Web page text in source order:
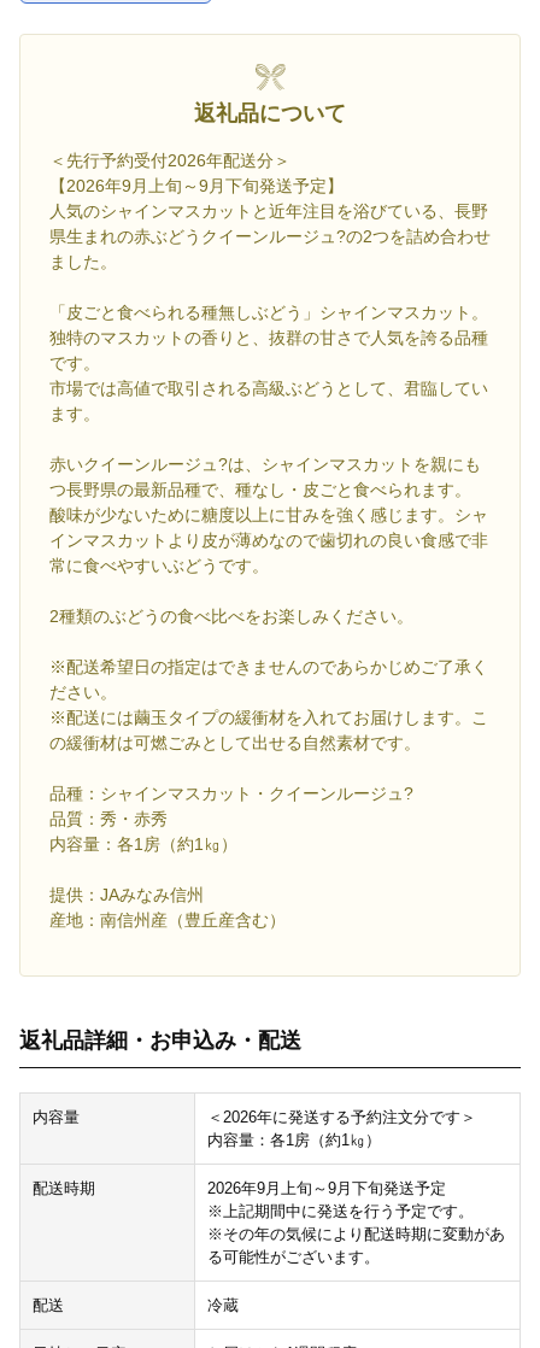
返礼品について
＜先行予約受付2026年配送分＞
【2026年9月上旬～9月下旬発送予定】
人気のシャインマスカットと近年注目を浴びている、長野
県生まれの赤ぶどうクイーンルージュ?の2つを詰め合わせ
ました。
「皮ごと食べられる種無しぶどう」シャインマスカット。
独特のマスカットの香りと、抜群の甘さで人気を誇る品種
です。
市場では高値で取引される高級ぶどうとして、君臨してい
ます。
赤いクイーンルージュ?は、シャインマスカットを親にも
つ長野県の最新品種で、種なし・皮ごと食べられます。
酸味が少ないために糖度以上に甘みを強く感じます。シャ
インマスカットより皮が薄めなので歯切れの良い食感で非
常に食べやすいぶどうです。
2種類のぶどうの食べ比べをお楽しみください。
※配送希望日の指定はできませんのであらかじめご了承く
ださい。
※配送には繭玉タイプの緩衝材を入れてお届けします。こ
の緩衝材は可燃ごみとして出せる自然素材です。
品種：シャインマスカット・クイーンルージュ?
品質：秀・赤秀
内容量：各1房（約1㎏）
提供：JAみなみ信州
産地：南信州産（豊丘産含む）
返礼品詳細・お申込み・配送
内容量
＜2026年に発送する予約注文分です＞
内容量：各1房（約1㎏）
配送時期
2026年9月上旬～9月下旬発送予定
※上記期間中に発送を行う予定です。
※その年の気候により配送時期に変動があ
る可能性がございます。
配送 冷蔵